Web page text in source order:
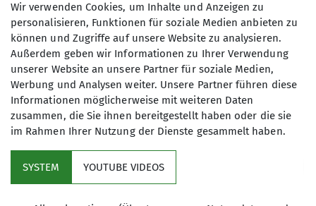
Maximale Teilnehmeranzahl
12
Wir verwenden Cookies, um Inhalte und Anzeigen zu
personalisieren, Funktionen für soziale Medien anbieten zu
können und Zugriffe auf unsere Website zu analysieren.
Außerdem geben wir Informationen zu Ihrer Verwendung
unserer Website an unsere Partner für soziale Medien,
Werbung und Analysen weiter. Unsere Partner führen diese
Informationen möglicherweise mit weiteren Daten
zusammen, die Sie ihnen bereitgestellt haben oder die sie
im Rahmen Ihrer Nutzung der Dienste gesammelt haben.
SYSTEM YOUTUBE VIDEOS